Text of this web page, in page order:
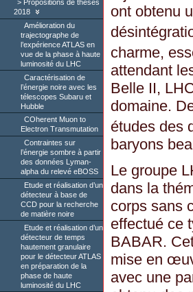
Propositions de thèses
2018
Amélioration du
trajectographe de
l’expérience ATLAS en
vue de la phase à haute
luminosité du LHC
Caractérisation de
l’énergie noire avec les
télescopes Subaru et
Hubble
COherent Muon to
Electron Transmutation
Contraintes sur
l’énergie sombre à partir
des données Lyman-
alpha du relevé eBOSS
Etude et réalisation d’un
détecteur à base de
CCD pour la recherche
de matière noire
Etude et réalisation d’un
détecteur de temps
hautement granulaire
pour le détecteur ATLAS
en préparation de la
phase de haute
luminosité du LHC
ont obtenu
charme,
attendant
Belle II,
domaine.
études des
baryons
Le groupe
dans la
corps sans
effectué ce
BABAR.
mise en
avec une